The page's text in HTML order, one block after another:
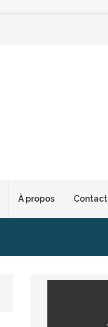
À propos Contact